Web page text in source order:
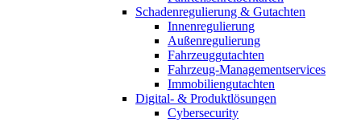
Schadenregulierung & Gutachten
Innenregulierung
Außenregulierung
Fahrzeuggutachten
Fahrzeug-Managementservices
Immobiliengutachten
Digital- & Produktlösungen
Cybersecurity